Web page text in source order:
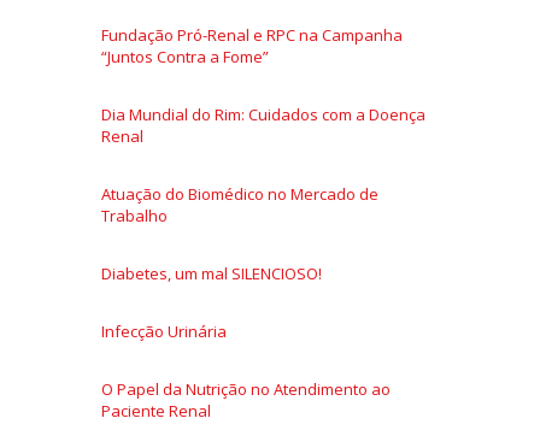
Fundação Pró-Renal e RPC na Campanha
“Juntos Contra a Fome”
Dia Mundial do Rim: Cuidados com a Doença
Renal
Atuação do Biomédico no Mercado de
Trabalho
Diabetes, um mal SILENCIOSO!
Infecção Urinária
O Papel da Nutrição no Atendimento ao
Paciente Renal